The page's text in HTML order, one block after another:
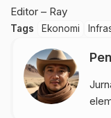
Editor – Ray
Tags Ekonomi